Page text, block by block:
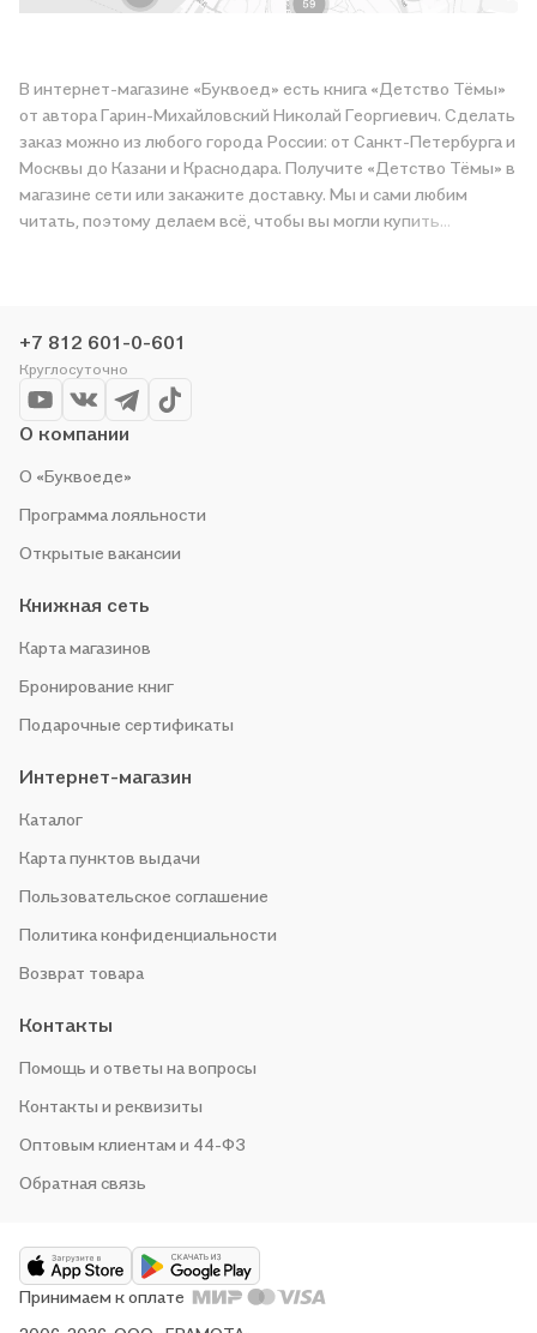
В интернет-магазине «Буквоед» есть книга «Детство Тёмы»
от автора Гарин-Михайловский Николай Георгиевич. Сделать
заказ можно из любого города России: от Санкт-Петербурга и
Москвы до Казани и Краснодара. Получите «Детство Тёмы» в
магазине сети или закажите доставку. Мы и сами любим
читать, поэтому делаем всё, чтобы вы могли купить
+7 812 601-0-601
Круглосуточно
О компании
О «Буквоеде»
Программа лояльности
Открытые вакансии
Книжная сеть
Карта магазинов
Бронирование книг
Подарочные сертификаты
Интернет-магазин
Каталог
Карта пунктов выдачи
Пользовательское соглашение
Политика конфиденциальности
Возврат товара
Контакты
Помощь и ответы на вопросы
Контакты и реквизиты
Оптовым клиентам и 44-ФЗ
Обратная связь
Принимаем к оплате